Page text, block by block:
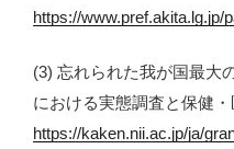
https://www.pref.akita.lg.jp/
(3) 忘れられた我が国最大
における実態調査と保健
https://kaken.nii.ac.jp/ja/